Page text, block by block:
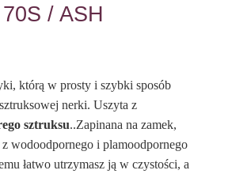
/ ASH
którą w prosty i szybki sposób
nerki. Uszyta z
sztruksu..Zapinana na zamek,
wodoodpornego i plamoodpornego
łatwo utrzymasz ją w czystości, a